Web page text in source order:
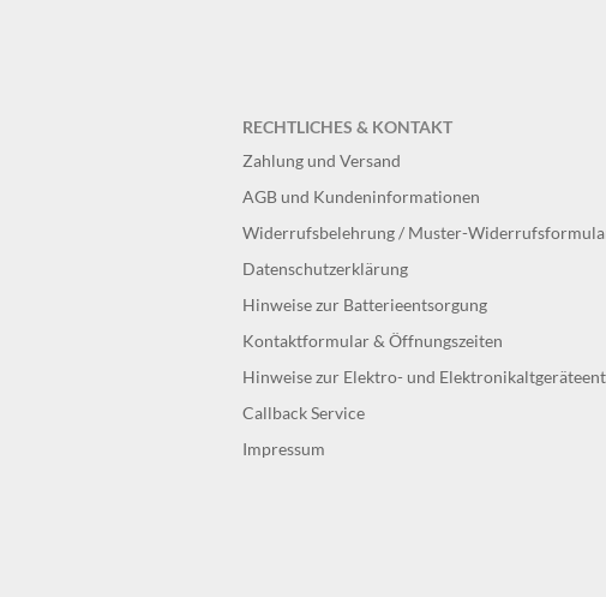
RECHTLICHES & KONTAKT
Zahlung und Versand
AGB und Kundeninformationen
Widerrufsbelehrung / Muster-
Datenschutzerklärung
Hinweise zur Batterieentsorgung
Kontaktformular & Öffnungszeiten
Hinweise zur Elektro- und
Callback Service
Impressum